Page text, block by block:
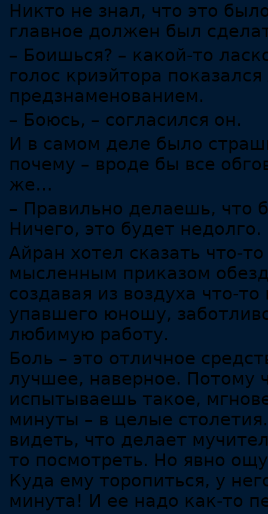
Никто не знал, что это
главное должен был
– Боишься? – какой-то
голос криэйтора
предзнаменованием.
– Боюсь, – согласился он.
И в самом деле было
почему – вроде бы все
же…
– Правильно делаешь, что
Ничего, это будет недолго.
Айран хотел сказать что-
мысленным приказом
создавая из воздуха что-
упавшего юношу,
любимую работу.
Боль – это отличное
лучшее, наверное. Потому
испытываешь такое,
минуты – в целые
видеть, что делает
то посмотреть. Но явно
Куда ему торопиться, у
минута! И ее надо как-то